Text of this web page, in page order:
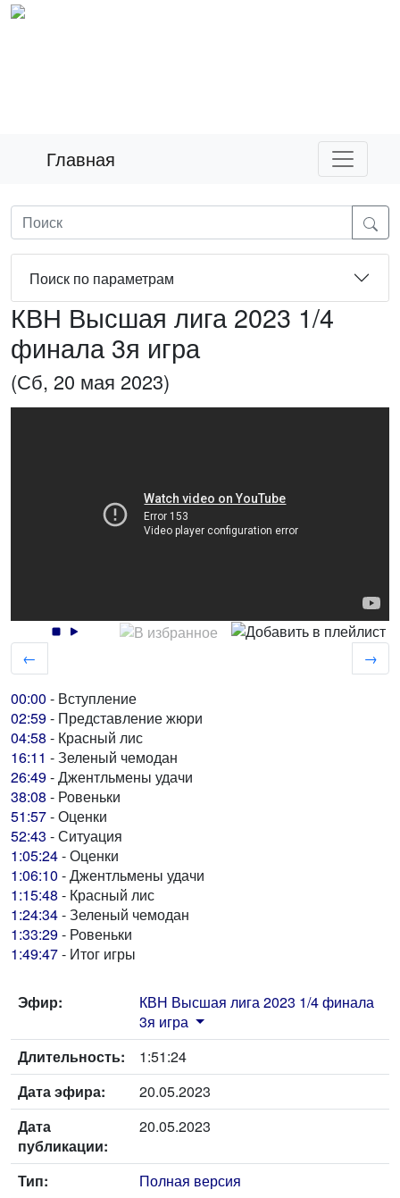
Главная
Поиск по параметрам
КВН Высшая лига 2023 1/4
финала 3я игра
(Сб, 20 мая 2023)
←
→
00:00 - Вступление
02:59- Представление жюри
04:58 - Красный лис
16:11 - Зеленый чемодан
26:49- Джентльмены удачи
38:08 - Ровеньки
51:57- Оценки
52:43 - Ситуация
1:05:24- Оценки
1:06:10 - Джентльмены удачи
1:15:48 - Красный лис
1:24:34- Зеленый чемодан
1:33:29- Ровеньки
1:49:47- Итог игры
Эфир:
КВН Высшая лига 2023 1/4 финала
3я игра
Длительность:
1:51:24
Дата эфира:
20.05.2023
Дата
публикации:
20.05.2023
Тип:
Полная версия